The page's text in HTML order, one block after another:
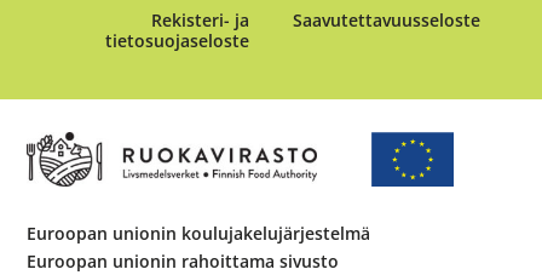
Rekisteri- ja
tietosuojaseloste
Saavutettavuusseloste
Euroopan unionin koulujakelujärjestelmä
Euroopan unionin rahoittama sivusto